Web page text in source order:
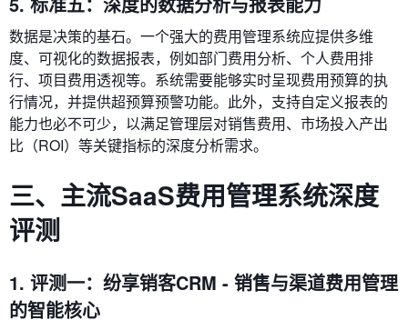
数据是决策的基石。一个强大的费用管理系统应提供多维
度、可视化的数据报表，例如部门费用分析、个人费用排
行、项目费用透视等。系统需要能够实时呈现费用预算的执
行情况，并提供超预算预警功能。此外，支持自定义报表的
能力也必不可少，以满足管理层对销售费用、市场投入产出
比（ROI）等关键指标的深度分析需求。
三、主流SaaS费用管理系统深度
评测
1. 评测一：纷享销客CRM - 销售与渠道费用管理
的智能核心